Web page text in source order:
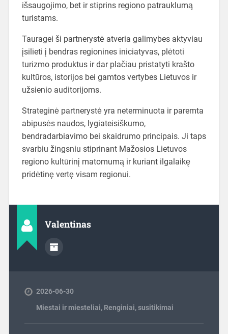
išsaugojimo, bet ir stiprins regiono patrauklumą
turistams.
Tauragei ši partnerystė atveria galimybes aktyviau
įsilieti į bendras regionines iniciatyvas, plėtoti
turizmo produktus ir dar plačiau pristatyti krašto
kultūros, istorijos bei gamtos vertybes Lietuvos ir
užsienio auditorijoms.
Strateginė partnerystė yra neterminuota ir paremta
abipusės naudos, lygiateisiškumo,
bendradarbiavimo bei skaidrumo principais. Ji taps
svarbiu žingsniu stiprinant Mažosios Lietuvos
regiono kultūrinį matomumą ir kuriant ilgalaikę
pridėtinę vertę visam regionui.
Valentinas
2026-06-30
Miestai ir miesteliai, Renginiai, susitikimai